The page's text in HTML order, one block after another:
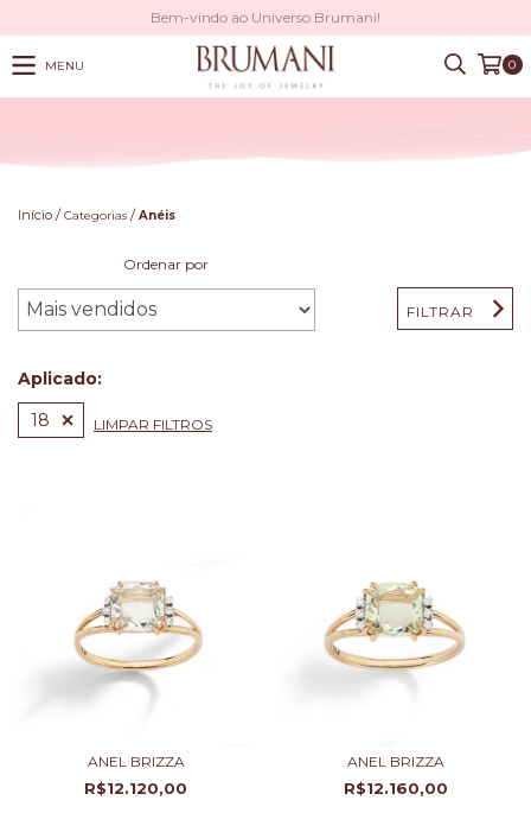
Bem-vindo ao Universo Brumani!
MENU 0
Início / Categorias / Anéis
Ordenar por
FILTRAR
Aplicado:
18
LIMPAR FILTROS
ANEL BRIZZA
R$12.120,00
ANEL BRIZZA
R$12.160,00